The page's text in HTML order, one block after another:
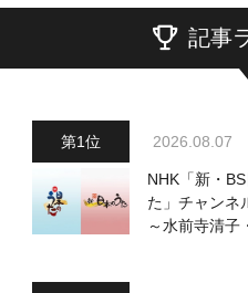
記事
2026.08.07
NHK「新・
た」チャン
～水前寺清子